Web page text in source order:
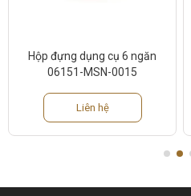
Hộp đựng dụng cụ 6 ngăn
06151-MSN-0015
Liên hệ